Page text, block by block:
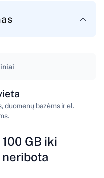
duomenų bazėms ir el.
100 GB iki
neribota